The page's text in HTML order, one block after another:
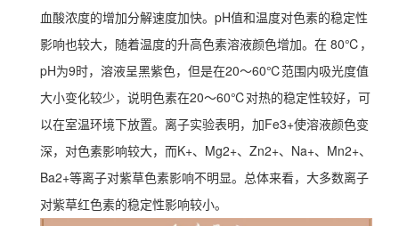
血酸浓度的增加分解速度加快。pH值和温度对色素的稳定性
影响也较大，随着温度的升高色素溶液颜色增加。在 80℃，
pH为9时，溶液呈黑紫色，但是在20～60℃范围内吸光度值
大小变化较少，说明色素在20～60℃对热的稳定性较好，可
以在室温环境下放置。离子实验表明，加Fe3+使溶液颜色变
深，对色素影响较大，而K+、Mg2+、Zn2+、Na+、Mn2+、
Ba2+等离子对紫草色素影响不明显。总体来看，大多数离子
对紫草红色素的稳定性影响较小。